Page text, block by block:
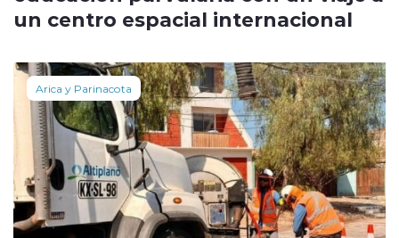
un centro espacial internacional
Arica y Parinacota